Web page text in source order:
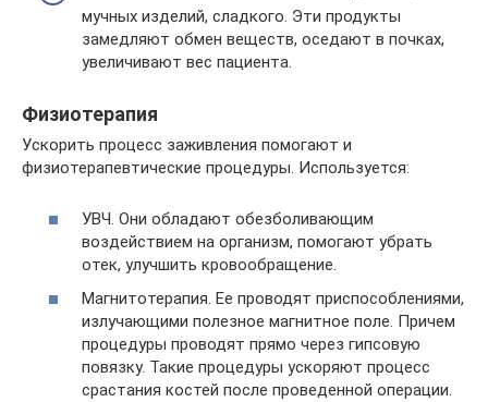
мучных изделий, сладкого. Эти продукты
замедляют обмен веществ, оседают в почках,
увеличивают вес пациента.
Физиотерапия
Ускорить процесс заживления помогают и
физиотерапевтические процедуры. Используется:
УВЧ. Они обладают обезболивающим
воздействием на организм, помогают убрать
отек, улучшить кровообращение.
Магнитотерапия. Ее проводят приспособлениями,
излучающими полезное магнитное поле. Причем
процедуры проводят прямо через гипсовую
повязку. Такие процедуры ускоряют процесс
срастания костей после проведенной операции.